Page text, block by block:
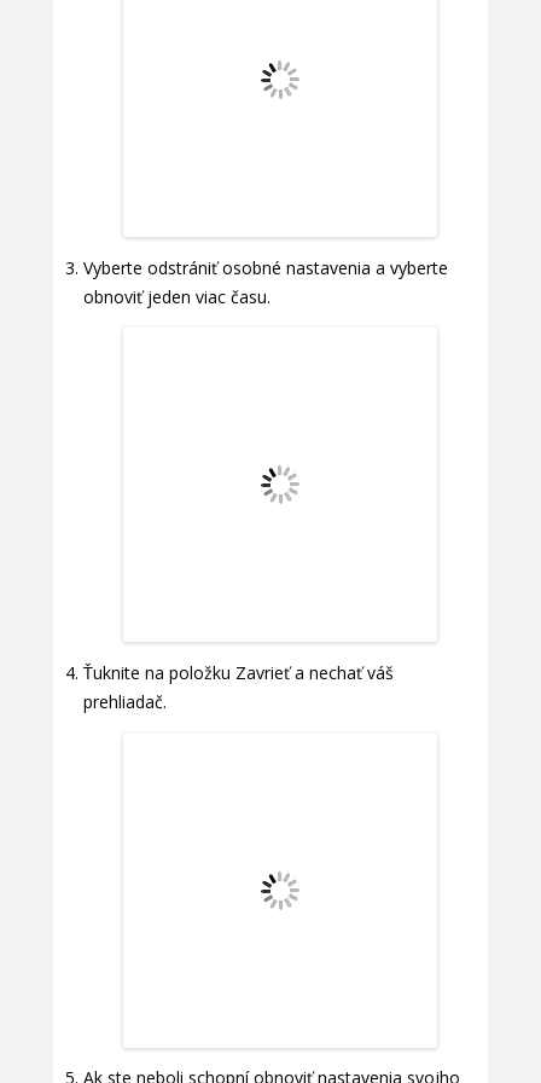
Vyberte odstrániť osobné nastavenia a vyberte
obnoviť jeden viac času.
Ťuknite na položku Zavrieť a nechať váš
prehliadač.
Ak ste neboli schopní obnoviť nastavenia svojho